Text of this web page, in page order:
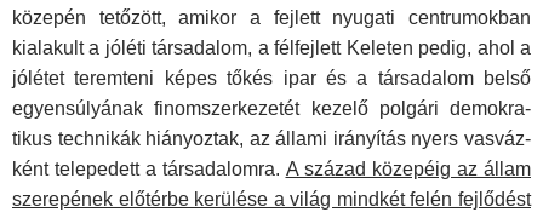
közepén tetőzött, amikor a fejlett nyugati centrumok­ban
kialakult a jóléti társadalom, a félfejlett Keleten pedig, ahol a
jólétet teremteni képes tőkés ipar és a társadalom belső
egyensúlyának finomszerkezetét kezelő polgári demokra­
tikus technikák hiányoztak, az állami irányítás nyers vasváz­
ként telepedett a társadalomra. A század közepéig az állam
szerepének előtérbe kerülése a világ mindkét felén fejlő­dést